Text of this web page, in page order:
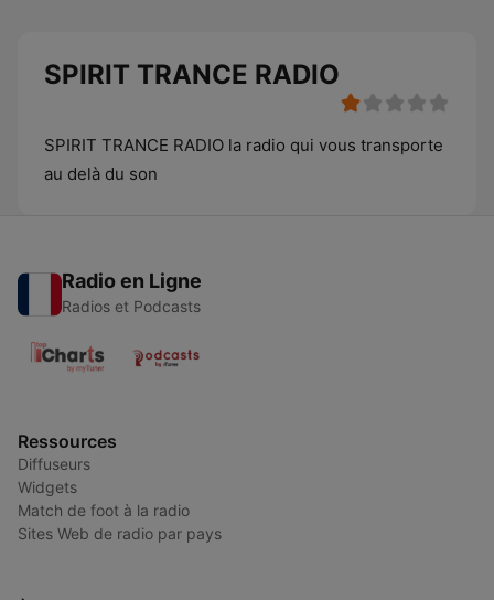
SPIRIT TRANCE RADIO
SPIRIT TRANCE RADIO la radio qui vous transporte
au delà du son
Radio en Ligne
Radios et Podcasts
Ressources
Diffuseurs
Widgets
Match de foot à la radio
Sites Web de radio par pays